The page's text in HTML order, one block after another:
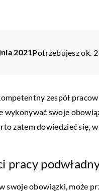
2021Potrzebujesz ok.
zespół
wykonywać swoje
zatem dowiedzieć się,
pracy
swoje obowiązki, może